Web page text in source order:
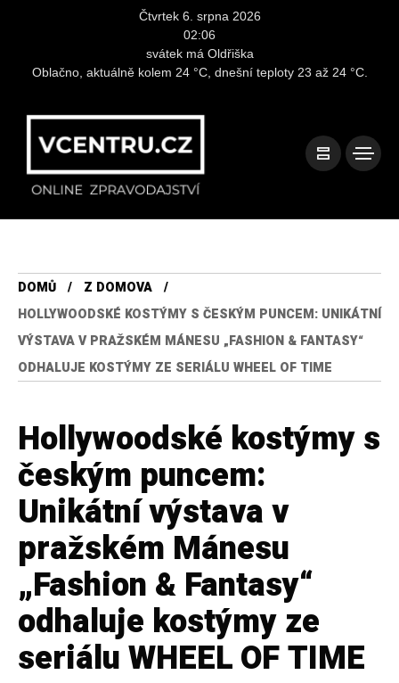
Čtvrtek 6. srpna 2026
02:06
svátek má Oldřiška
Oblačno, aktuálně kolem 24 °C, dnešní teploty 23 až 24 °C.
DOMŮ
Z DOMOVA
HOLLYWOODSKÉ KOSTÝMY S ČESKÝM PUNCEM: UNIKÁTNÍ
VÝSTAVA V PRAŽSKÉM MÁNESU „FASHION & FANTASY“
ODHALUJE KOSTÝMY ZE SERIÁLU WHEEL OF TIME
Hollywoodské kostýmy s
českým puncem:
Unikátní výstava v
pražském Mánesu
„Fashion & Fantasy“
odhaluje kostýmy ze
seriálu WHEEL OF TIME